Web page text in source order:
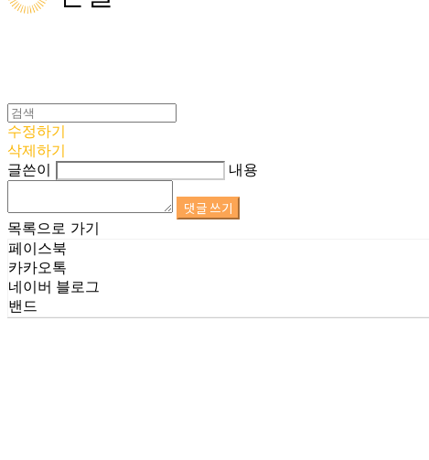
수정하기
삭제하기
글쓴이
내용
댓글 쓰기
목록으로 가기
페이스북
카카오톡
네이버 블로그
밴드